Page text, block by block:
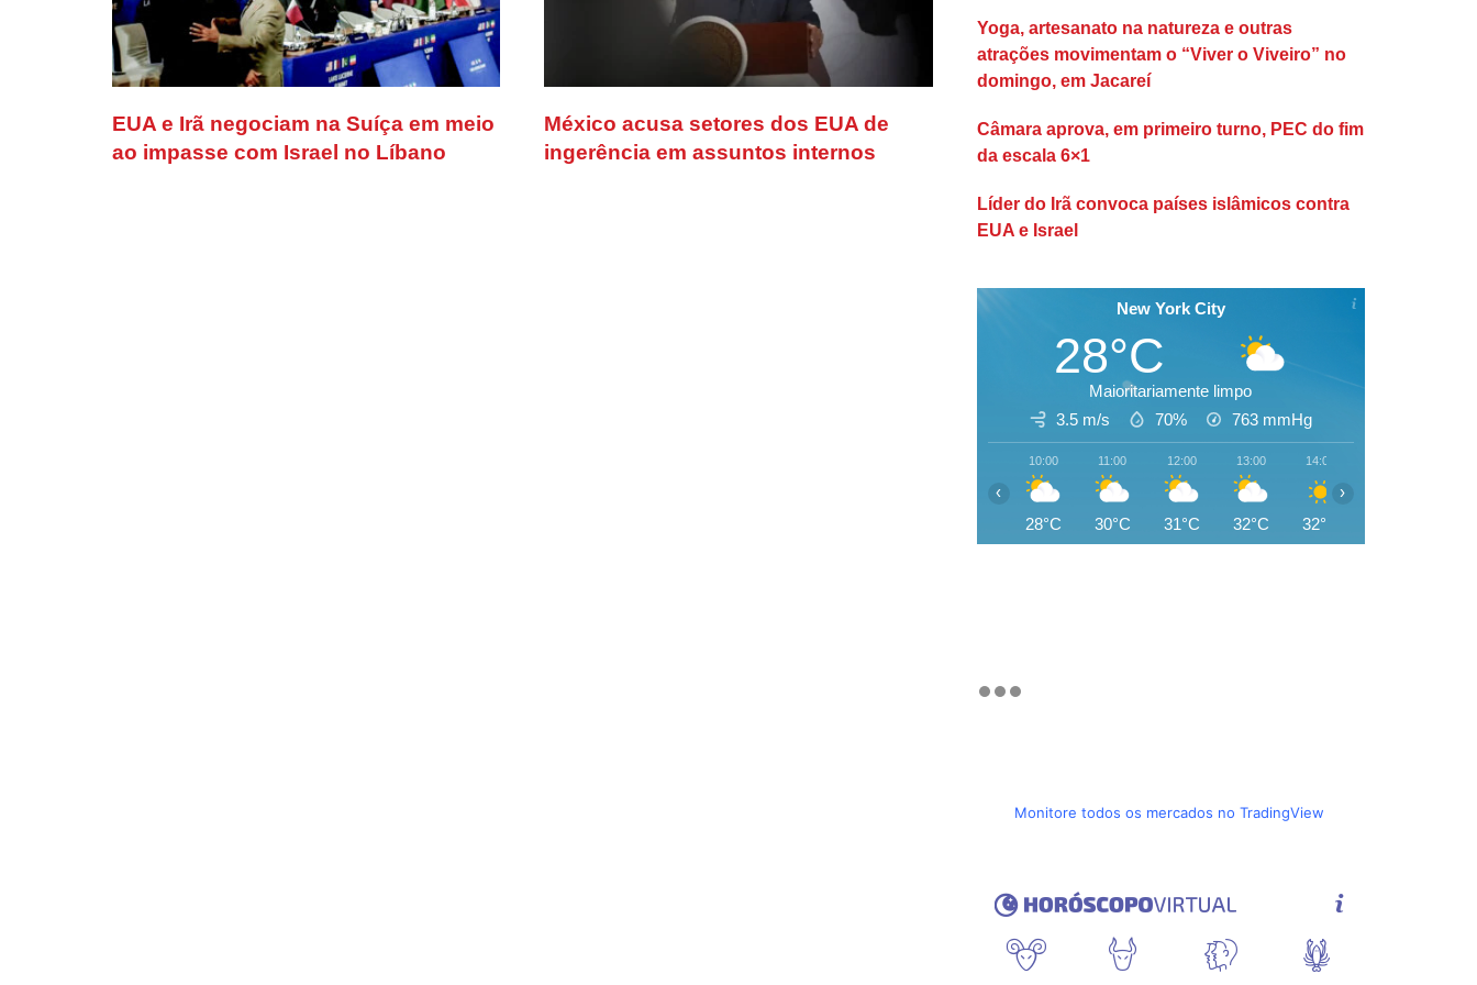
EUA e Irã negociam na Suíça em meio
ao impasse com Israel no Líbano
México acusa setores dos EUA de
ingerência em assuntos internos
Yoga, artesanato na natureza e outras
atrações movimentam o “Viver o Viveiro” no
domingo, em Jacareí
Câmara aprova, em primeiro turno, PEC do fim
da escala 6×1
Líder do Irã convoca países islâmicos contra
EUA e Israel
New York City
28°C
Maioritariamente limpo
3.5 m/s
70% 763 mmHg
10:00
28°C
11:00
30°C
12:00
31°C
13:00
32°C
14:00
32°C
‹ ›
Monitore todos os mercados no TradingView